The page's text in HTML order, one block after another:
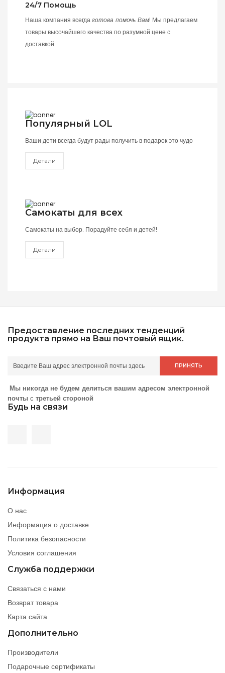
24/7 Помощь
Наша компания всегдаготова помочь Вам! Мы предлагаем
товары высочайшего качества по разумной цене с
доставкой
Популярный LOL
Ваши дети всегда будут рады получить в подарок это чудо
Детали
Самокаты для всех
Самокаты на выбор. Порадуйте себя и детей!
Детали
Предоставление последних тенденций
продукта прямо на Ваш почтовый ящик.
ПРИНЯТЬ
Мы никогда не будем делиться вашим адресом электронной
почты с третьей стороной
Будь на связи
Информация
О нас
Информация о доставке
Политика безопасности
Условия соглашения
Служба поддержки
Связаться с нами
Возврат товара
Карта сайта
Дополнительно
Производители
Подарочные сертификаты